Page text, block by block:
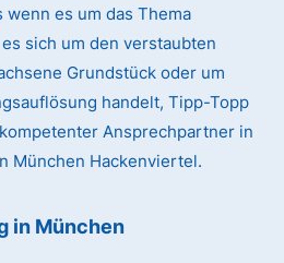
es um das Thema
sich um den verstaubten
Grundstück oder um
handelt, Tipp-Topp
Ansprechpartner in
München Hackenviertel.
in München